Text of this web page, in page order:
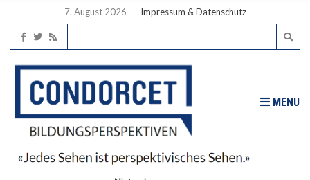
7. August 2026 Impressum & Datenschutz
MENU